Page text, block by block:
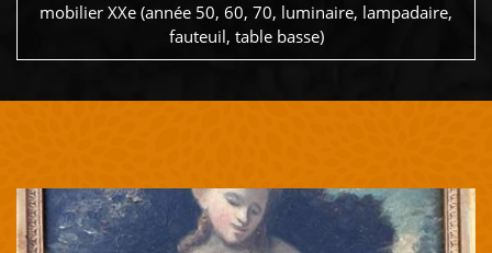
mobilier XXe (année 50, 60, 70, luminaire, lampadaire,
fauteuil, table basse)